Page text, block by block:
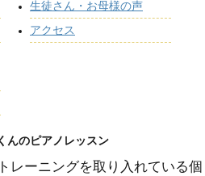
生徒さん・お母様の声
アクセス
んのピアノレッスン
レーニングを取り入れている個